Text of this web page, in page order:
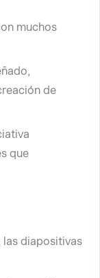
muchos
de
que
las diapositivas